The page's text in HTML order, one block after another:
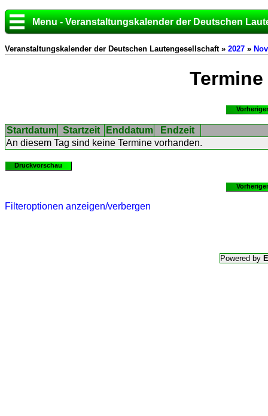
Menu - Veranstaltungskalender der Deutschen
Veranstaltungskalender der Deutschen Lautengesellschaft » 2027 »
Termine
Startdatum Startzeit Enddatum
Endzeit
An diesem Tag sind keine Termine vorhanden.
Druckvorschau
Filteroptionen anzeigen/verbergen
Powered by